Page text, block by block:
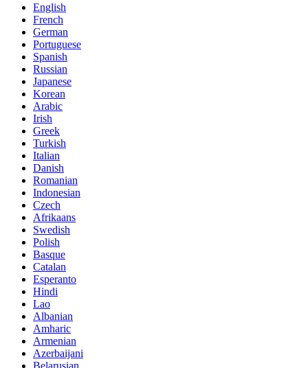
English
French
German
Portuguese
Spanish
Russian
Japanese
Korean
Arabic
Irish
Greek
Turkish
Italian
Danish
Romanian
Indonesian
Czech
Afrikaans
Swedish
Polish
Basque
Catalan
Esperanto
Hindi
Lao
Albanian
Amharic
Armenian
Azerbaijani
Belarusian